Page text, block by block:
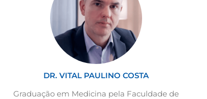
DR. VITAL PAULINO COSTA
Graduação em Medicina pela Faculdade de